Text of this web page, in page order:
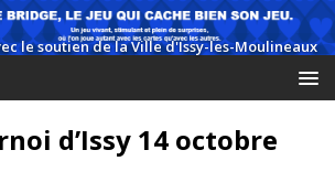
d’Issy 14 octobre